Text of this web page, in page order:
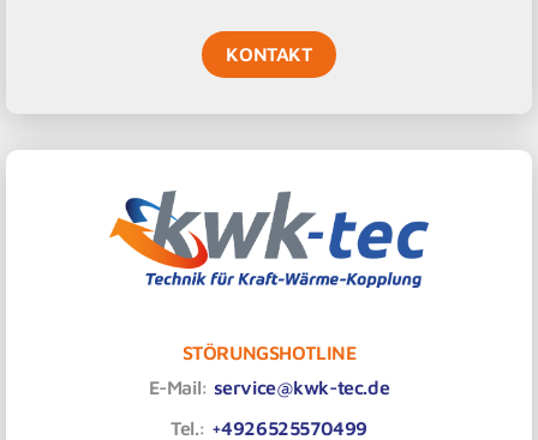
KONTAKT
STÖRUNGSHOTLINE
E-Mail: service@kwk-tec.de
Tel.: +4926525570499